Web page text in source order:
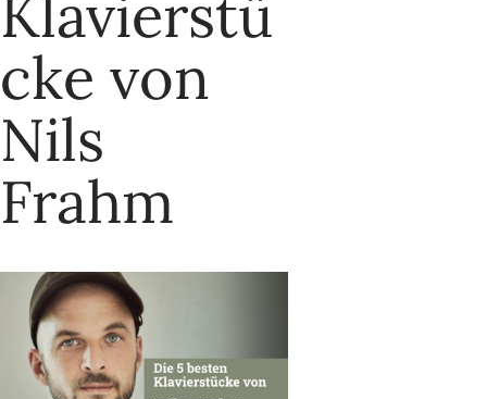
Klavierstü
cke von
Nils
Frahm